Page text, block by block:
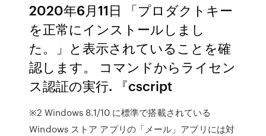
2020年6月11日 「プロダクトキー
を正常にインストールしまし
た。」と表示されていることを確
認します。 コマンドからライセン
ス認証の実行. 『cscript
※2 Windows 8.1/10 に標準で搭載されている
Windows ストア アプリの「メール」アプリには対